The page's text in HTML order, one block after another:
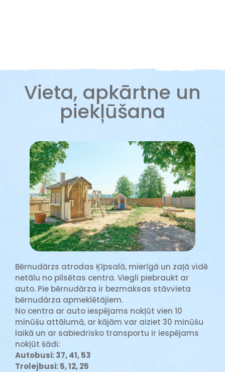
Vieta, apkārtne un
piekļūšana
Bērnudārzs atrodas Ķīpsalā, mierīgā un zaļā vidē
netālu no pilsētas centra. Viegli piebraukt ar
auto. Pie bērnudārza ir bezmaksas stāvvieta
bērnudārza apmeklētājiem.
No centra ar auto iespējams nokļūt vien 10
minūšu attālumā, ar kājām var aiziet 30 minūšu
laikā un ar sabiedrisko transportu ir iespējams
nokļūt šādi:
Autobusi: 37, 41, 53
Trolejbusi: 5, 12, 25